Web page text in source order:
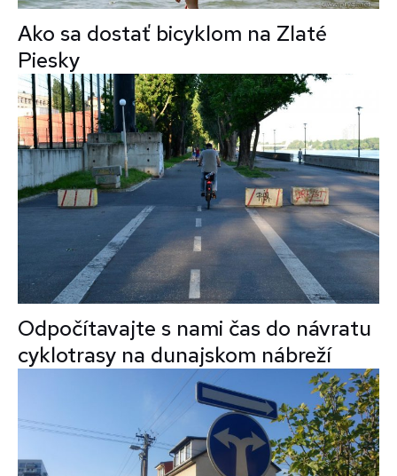
Ako sa dostať bicyklom na Zlaté
Piesky
Odpočítavajte s nami čas do návratu
cyklotrasy na dunajskom nábreží